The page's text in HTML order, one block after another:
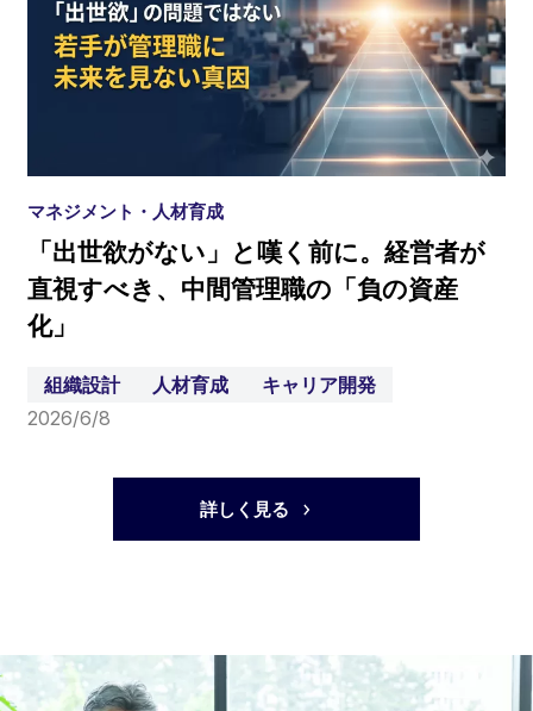
マネジメント・人材育成
「出世欲がない」と嘆く前に。経営者が
直視すべき、中間管理職の「負の資産
化」
組織設計 人材育成
キャリア開発
2026/6/8
詳しく見る